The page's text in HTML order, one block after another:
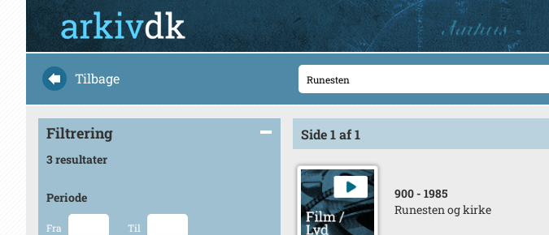
Tilbage
Filtrering
3 resultater
Periode
Fra Til
Side 1 af 1
900 - 1985
Runesten og kirke